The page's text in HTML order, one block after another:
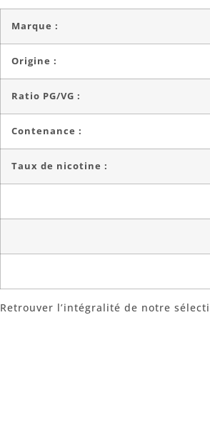
Marque :
Origine :
Ratio PG/VG :
Contenance :
Taux de nicotine :
Retrouver l’intégralité de notre